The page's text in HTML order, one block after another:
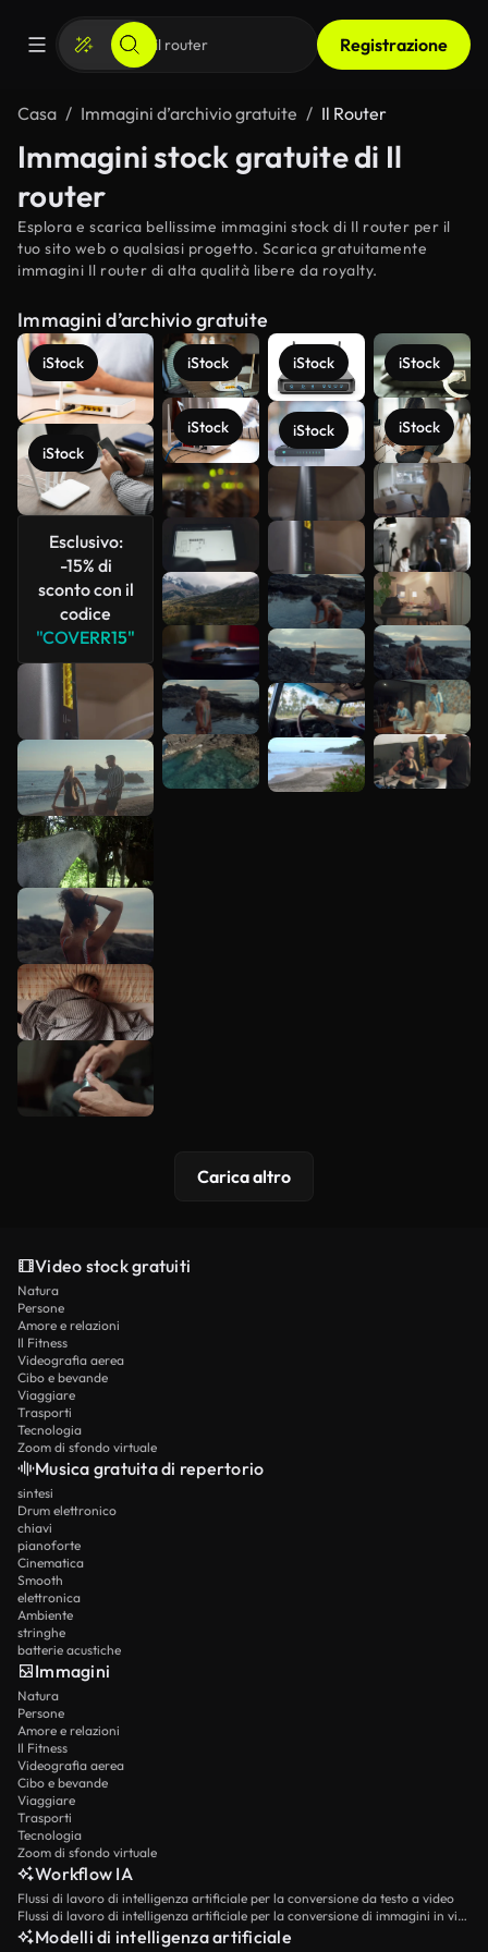
Registrazione
Casa Immagini d’archivio gratuite Il Router
Immagini stock gratuite di Il
router
Esplora e scarica bellissime immagini stock di Il router per il
tuo sito web o qualsiasi progetto. Scarica gratuitamente
immagini Il router di alta qualità libere da royalty.
Immagini d’archivio gratuite
iStock
iStock
Esclusivo:
-15% di
sconto con il
codice
"COVERR15"
iStock
iStock
iStock
iStock
iStock
iStock
Scopri di
più
Carica altro
Video stock gratuiti
Natura
Persone
Amore e relazioni
Il Fitness
Videografia aerea
Cibo e bevande
Viaggiare
Trasporti
Tecnologia
Zoom di sfondo virtuale
Musica gratuita di repertorio
sintesi
Drum elettronico
chiavi
pianoforte
Cinematica
Smooth
elettronica
Ambiente
stringhe
batterie acustiche
Immagini
Natura
Persone
Amore e relazioni
Il Fitness
Videografia aerea
Cibo e bevande
Viaggiare
Trasporti
Tecnologia
Zoom di sfondo virtuale
Workflow IA
Flussi di lavoro di intelligenza artificiale per la conversione da testo a video
Flussi di lavoro di intelligenza artificiale per la conversione di immagini in video
Modelli di intelligenza artificiale